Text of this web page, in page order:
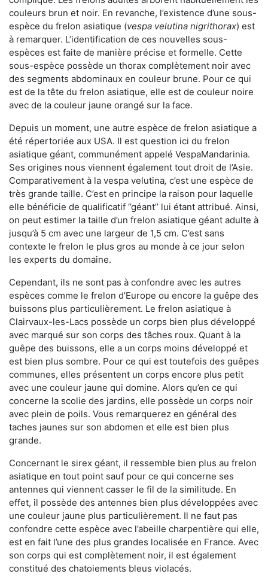
couleurs brun et noir. En revanche, l’existence d’une sous-
espèce du frelon asiatique (vespa velutina nigrithorax) est
à remarquer. L’identification de ces nouvelles sous-
espèces est faite de manière précise et formelle. Cette
sous-espèce possède un thorax complètement noir avec
des segments abdominaux en couleur brune. Pour ce qui
est de la tête du frelon asiatique, elle est de couleur noire
avec de la couleur jaune orangé sur la face.
Depuis un moment, une autre espèce de frelon asiatique a
été répertoriée aux USA. Il est question ici du frelon
asiatique géant, communément appelé VespaMandarinia.
Ses origines nous viennent également tout droit de l’Asie.
Comparativement à la vespa velutina, c’est une espèce de
très grande taille. C’est en principe la raison pour laquelle
elle bénéficie de qualificatif ‘’géant’’ lui étant attribué. Ainsi,
on peut estimer la taille d’un frelon asiatique géant adulte à
jusqu’à 5 cm avec une largeur de 1,5 cm. C’est sans
contexte le frelon le plus gros au monde à ce jour selon
les experts du domaine.
Cependant, ils ne sont pas à confondre avec les autres
espèces comme le frelon d’Europe ou encore la guêpe des
buissons plus particulièrement. Le frelon asiatique à
Clairvaux-les-Lacs possède un corps bien plus développé
avec marqué sur son corps des tâches roux. Quant à la
guêpe des buissons, elle a un corps moins développé et
est bien plus sombre. Pour ce qui est toutefois des guêpes
communes, elles présentent un corps encore plus petit
avec une couleur jaune qui domine. Alors qu’en ce qui
concerne la scolie des jardins, elle possède un corps noir
avec plein de poils. Vous remarquerez en général des
taches jaunes sur son abdomen et elle est bien plus
grande.
Concernant le sirex géant, il ressemble bien plus au frelon
asiatique en tout point sauf pour ce qui concerne ses
antennes qui viennent casser le fil de la similitude. En
effet, il possède des antennes bien plus développées avec
une couleur jaune plus particulièrement. Il ne faut pas
confondre cette espèce avec l’abeille charpentière qui elle,
est en fait l’une des plus grandes localisée en France. Avec
son corps qui est complètement noir, il est également
constitué des chatoiements bleus violacés.